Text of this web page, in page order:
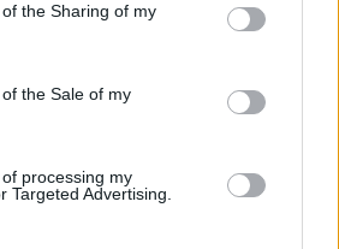
the Sharing of my
the Sale of my
processing my
Targeted Advertising.
valdytojos lėšas